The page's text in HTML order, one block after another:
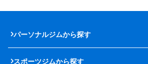
パーソナルジムから探す
スポーツジムから探す